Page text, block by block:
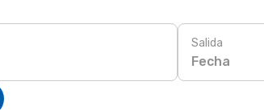
Salida
Fecha